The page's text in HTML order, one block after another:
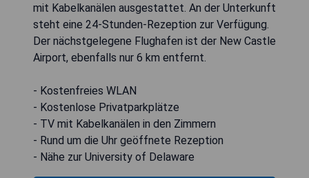
mit Kabelkanälen ausgestattet. An der Unterkunft
steht eine 24-Stunden-Rezeption zur Verfügung.
Der nächstgelegene Flughafen ist der New Castle
Airport, ebenfalls nur 6 km entfernt.
- Kostenfreies WLAN
- Kostenlose Privatparkplätze
- TV mit Kabelkanälen in den Zimmern
- Rund um die Uhr geöffnete Rezeption
- Nähe zur University of Delaware